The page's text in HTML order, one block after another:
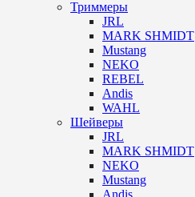
Триммеры
JRL
MARK SHMIDT
Mustang
NEKO
REBEL
Andis
WAHL
Шейверы
JRL
MARK SHMIDT
NEKO
Mustang
Andis